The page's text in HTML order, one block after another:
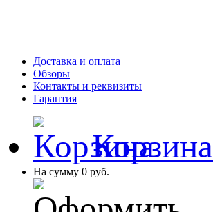
Доставка и оплата
Обзоры
Контакты и реквизиты
Гарантия
Корзина
На сумму 0 руб.